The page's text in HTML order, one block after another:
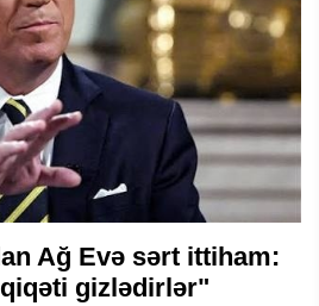
Ağ Evə sərt ittiham:
gizlədirlər"